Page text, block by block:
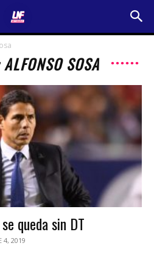
SOSA
queda sin DT
4, 2019